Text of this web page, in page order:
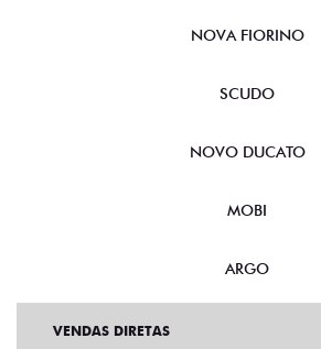
NOVA FIORINO
SCUDO
NOVO DUCATO
MOBI
ARGO
VENDAS DIRETAS